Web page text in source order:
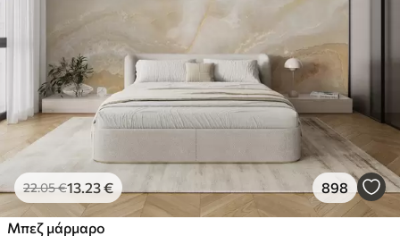
22.05€13 .23€ 898
Μπεζ μάρμαρο